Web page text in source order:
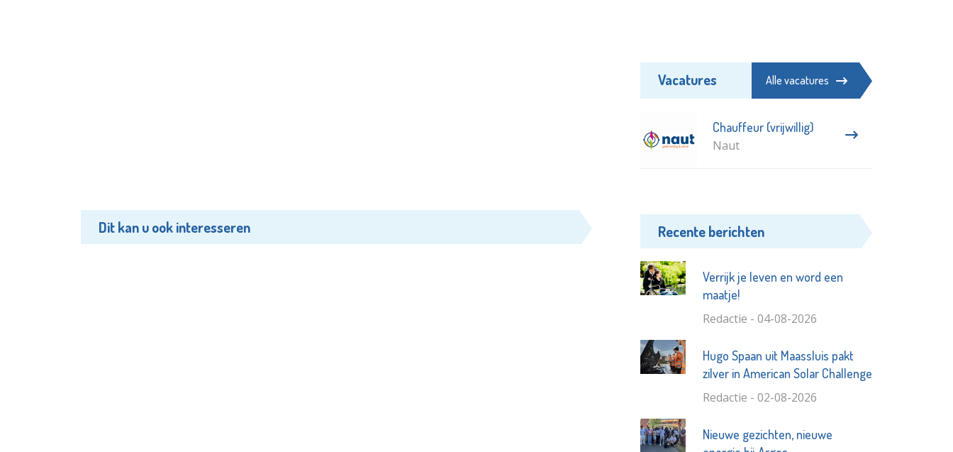
Dit kan u ook interesseren
Vacatures Alle vacatures
Chauffeur (vrijwillig)
Naut
Recente berichten
Verrijk je leven en word een
maatje!
Redactie - 04-08-2026
Hugo Spaan uit Maassluis pakt
zilver in American Solar Challenge
Redactie - 02-08-2026
Nieuwe gezichten, nieuwe